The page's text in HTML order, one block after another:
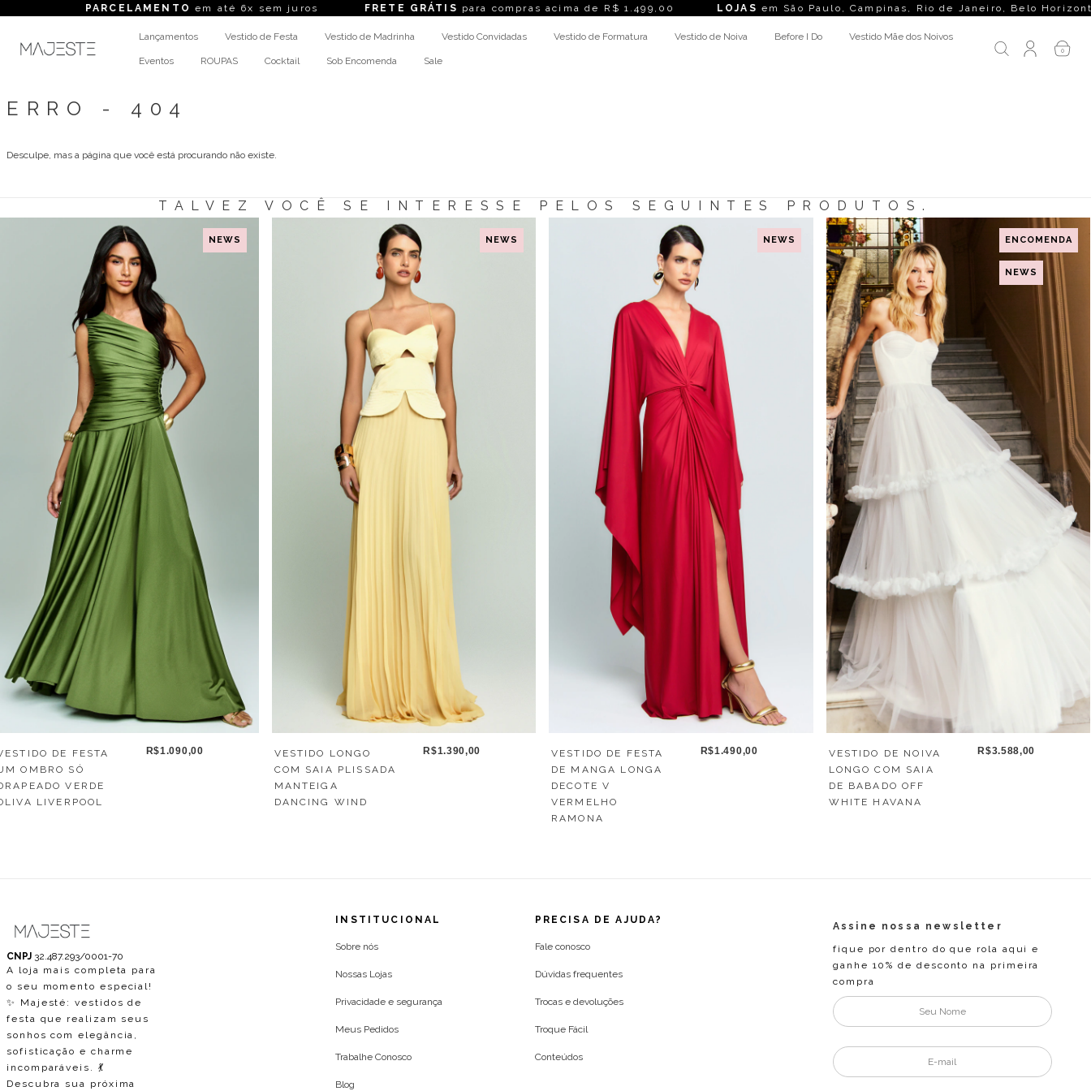
PARCELAMENTOem até 6x sem juros FRETE GRÁTISpara compras acima de R$ 1.499,00 LOJAS em São Paulo, Campinas, Rio de Janeiro, Belo Horizonte,
Lançamentos Vestido de Festa Vestido de Madrinha Vestido Convidadas Vestido de Formatura Vestido de Noiva Before I Do Vestido Mãe dos Noivos
Eventos ROUPAS Cocktail Sob Encomenda Sale
0
ERRO - 404
Desculpe, mas a página que você está procurando não existe.
TALVEZ VOCÊ SE INTERESSE PELOS SEGUINTES PRODUTOS.
NEWS
DE FESTA
OMBRO SÓ
VERDE
LIVERPOOL
R$1.090,00
NEWS
VESTIDO LONGO
COM SAIA PLISSADA
MANTEIGA
DANCING WIND
R$1.390,00
NEWS
VESTIDO DE FESTA
DE MANGA LONGA
DECOTE V
VERMELHO
RAMONA
R$1.490,00
ENCOMENDA
NEWS
VESTIDO DE NOIVA
LONGO COM SAIA
DE BABADO OFF
WHITE HAVANA
R$3.588,00
CNPJ 32.487.293/0001-70
A loja mais completa para
o seu momento especial!
✨ Majesté: vestidos de
festa que realizam seus
sonhos com elegância,
sofisticação e charme
incomparáveis. 💃
Descubra sua próxima
INSTITUCIONAL
Sobre nós
Nossas Lojas
Privacidade e segurança
Meus Pedidos
Trabalhe Conosco
Blog
PRECISA DE AJUDA?
Fale conosco
Dúvidas frequentes
Trocas e devoluções
Troque Fácil
Conteúdos
Assine nossa newsletter
fique por dentro do que rola aqui e
ganhe 10% de desconto na primeira
compra